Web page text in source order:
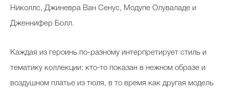
Николлс, Джиневра Ван Сенус, Модупе Олуваладе и
Дженнифер Болл.
Каждая из героинь по-разному интерпретирует стиль и
тематику коллекции: кто-то показан в нежном образе и
воздушном платье из тюля, в то время как другая модель